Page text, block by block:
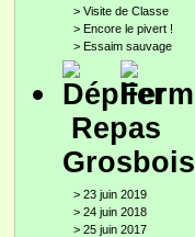
> Visite de Classe
> Encore le pivert !
> Essaim sauvage
Repas
Grosbois
> 23 juin 2019
> 24 juin 2018
> 25 juin 2017